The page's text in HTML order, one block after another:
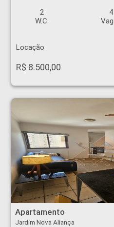
2
W.C.
4
Locação
R$ 8.500,00
Apartamento - Jardim Nova Aliança - Ribeirão Preto
Apartamento
Jardim Nova Aliança